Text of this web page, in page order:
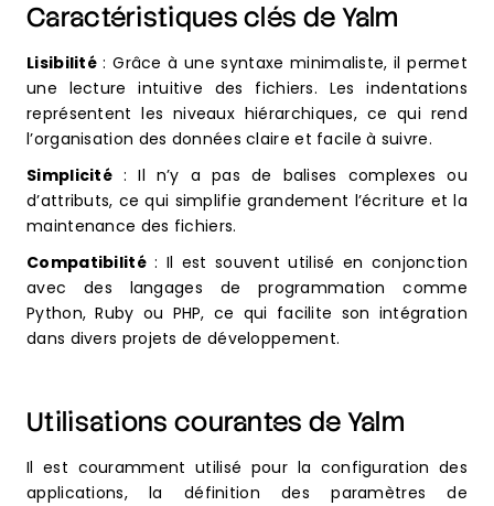
Caractéristiques clés de Yalm
Lisibilité : Grâce à une syntaxe minimaliste, il permet
une lecture intuitive des fichiers. Les indentations
représentent les niveaux hiérarchiques, ce qui rend
l’organisation des données claire et facile à suivre.
Simplicité : Il n’y a pas de balises complexes ou
d’attributs, ce qui simplifie grandement l’écriture et la
maintenance des fichiers.
Compatibilité: Il est souvent utilisé en conjonction
avec des langages de programmation comme
Python, Ruby ou PHP, ce qui facilite son intégration
dans divers projets de développement.
Utilisations courantes de Yalm
Il est couramment utilisé pour la configuration des
applications, la définition des paramètres de